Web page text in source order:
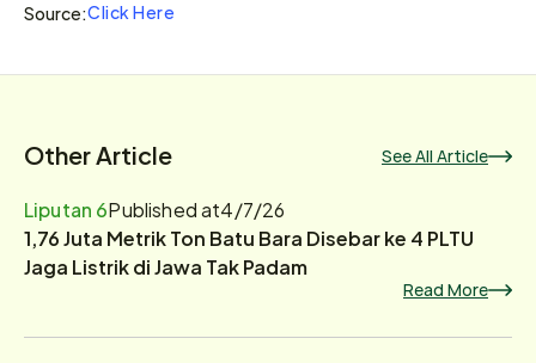
Source:Click Here
Other Article See All Article
Liputan 6Published at4/7/26
1,76 Juta Metrik Ton Batu Bara Disebar ke 4 PLTU
Jaga Listrik di Jawa Tak Padam
Read More